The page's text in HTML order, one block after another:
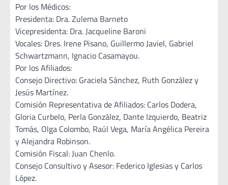
Por los Médicos:
Presidenta: Dra. Zulema Barneto
Vicepresidenta: Dra. Jacqueline Baroni
Vocales: Dres. Irene Pisano, Guillermo Javiel, Gabriel
Schwartzmann, Ignacio Casamayou.
Por los Afiliados:
Consejo Directivo: Graciela Sánchez, Ruth González y
Jesús Martínez.
Comisión Representativa de Afiliados: Carlos Dodera,
Gloria Curbelo, Perla González, Dante Izquierdo, Beatriz
Tomás, Olga Colombo, Raúl Vega, María Angélica Pereira
y Alejandra Robinson.
Comisión Fiscal: Juan Chenlo.
Consejo Consultivo y Asesor: Federico Iglesias y Carlos
López.